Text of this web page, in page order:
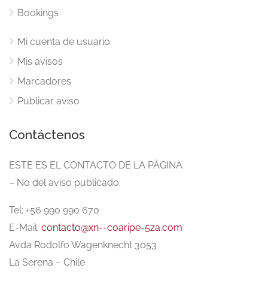
Bookings
Mi cuenta de usuario
Mis avisos
Marcadores
Publicar aviso
Contáctenos
ESTE ES EL CONTACTO DE LA PÁGINA
– No del aviso publicado.
Tel: +56 990 990 670
E-Mail: contacto@xn--coaripe-5za.com
Avda Rodolfo Wagenknecht 3053
La Serena – Chile